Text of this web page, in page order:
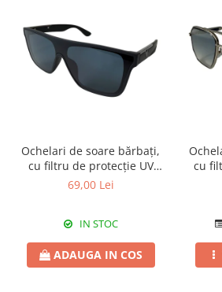
Ochelari de soare bărbați,
cu filtru de protecție UV
400, cu toc cadou, OSB80
69,00 Lei
IN STOC
ADAUGA IN COS
cu
400,